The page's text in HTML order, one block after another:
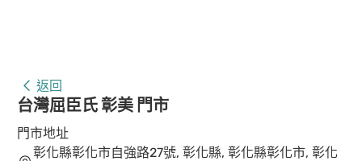
返回
台灣屈臣氏 彰美 門市
門市地址
彰化縣彰化市自強路27號, 彰化縣, 彰化縣彰化市, 彰化